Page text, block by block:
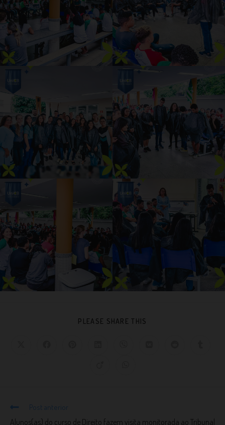
PLEASE SHARE THIS
Post anterior
Alunos(as) do curso de Direito fazem visita monitorada ao Tribunal